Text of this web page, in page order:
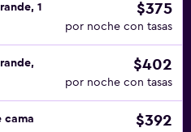
1
$375
por noche con tasas
$402
por noche con tasas
cama
$392